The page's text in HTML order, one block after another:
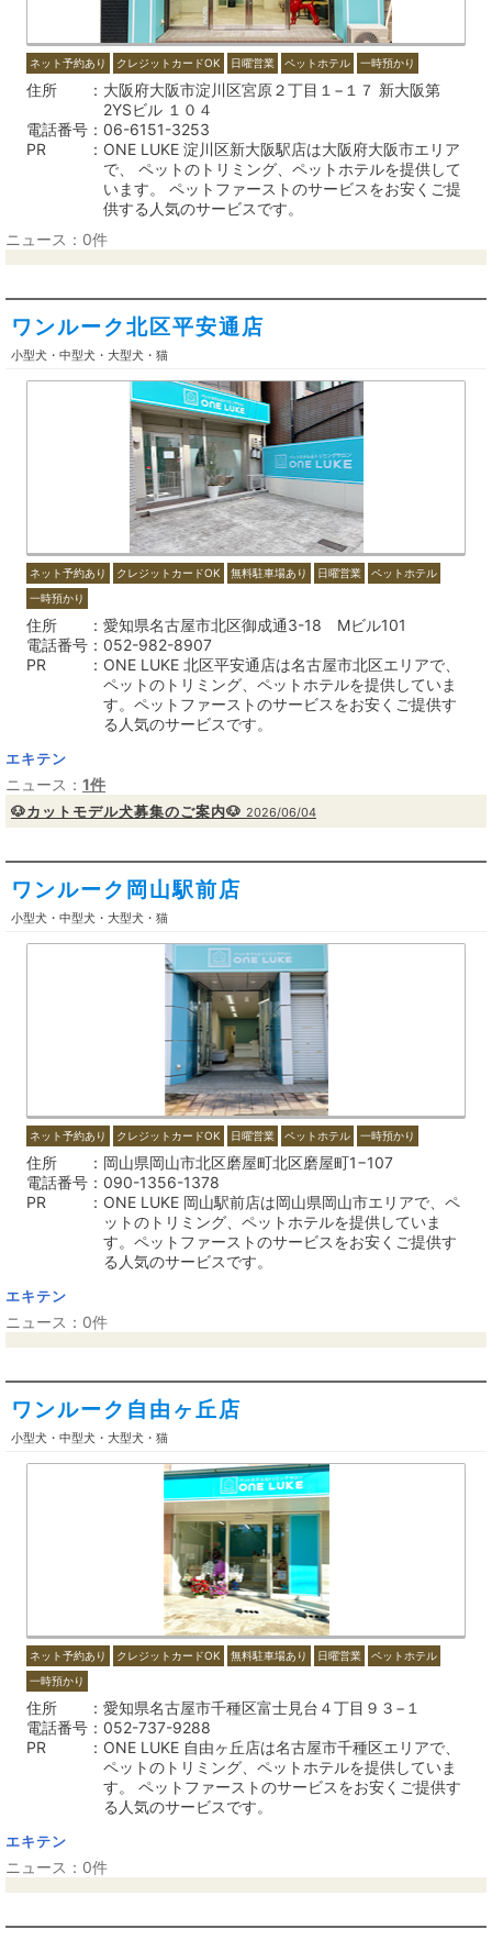
ネット予約あり クレジットカードOK 日曜営業 ペットホテル 一時預かり
住所
大阪府大阪市淀川区宮原２丁目１−１７ 新大阪第
2YSビル １０４
電話番号
06-6151-3253
PR
ONE LUKE 淀川区新大阪駅店は大阪府大阪市エリア
で、 ペットのトリミング、ペットホテルを提供して
います。 ペットファーストのサービスをお安くご提
供する人気のサービスです。
ニュース：0件
ワンルーク北区平安通店
小型犬・中型犬・大型犬・猫
ネット予約あり クレジットカードOK 無料駐車場あり 日曜営業
ペットホテル
一時預かり
住所
愛知県名古屋市北区御成通3-18 Mビル101
電話番号
052-982-8907
PR
ONE LUKE 北区平安通店は名古屋市北区エリアで、
ペットのトリミング、ペットホテルを提供していま
す。ペットファーストのサービスをお安くご提供す
る人気のサービスです。
エキテン
ニュース： 1件
🐶カットモデル犬募集のご案内🐶 2026/06/04
ワンルーク岡山駅前店
小型犬・中型犬・大型犬・猫
ネット予約あり クレジットカードOK 日曜営業 ペットホテル 一時預かり
住所
岡山県岡山市北区磨屋町北区磨屋町1−107
電話番号
090-1356-1378
PR
ONE LUKE 岡山駅前店は岡山県岡山市エリアで、ペ
ットのトリミング、ペットホテルを提供していま
す。ペットファーストのサービスをお安くご提供す
る人気のサービスです。
エキテン
ニュース：0件
ワンルーク自由ヶ丘店
小型犬・中型犬・大型犬・猫
ネット予約あり クレジットカードOK 無料駐車場あり 日曜営業
ペットホテル
一時預かり
住所
愛知県名古屋市千種区富士見台４丁目９３−１
電話番号
052-737-9288
PR
ONE LUKE 自由ヶ丘店は名古屋市千種区エリアで、
ペットのトリミング、ペットホテルを提供していま
す。 ペットファーストのサービスをお安くご提供す
る人気のサービスです。
エキテン
ニュース：0件